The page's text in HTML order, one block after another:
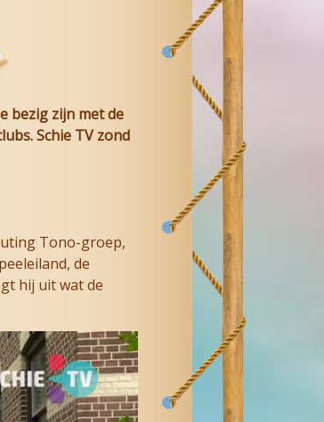
bezig zijn met de
Schie TV zond
Tono-groep,
de
hij uit wat de